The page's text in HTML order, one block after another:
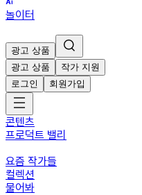
놀이터
광고 상품
광고 상품
작가 지원
로그인
회원가입
콘텐츠
프로덕트 밸리
요즘 작가들
컬렉션
물어봐